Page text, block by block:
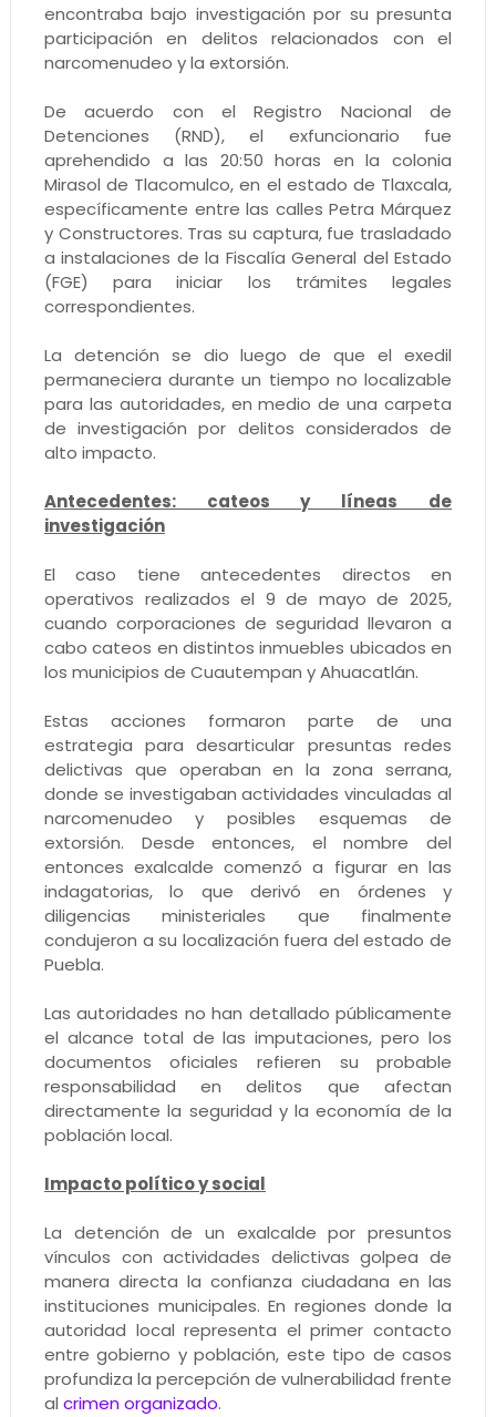
encontraba bajo investigación por su presunta
participación en delitos relacionados con el
narcomenudeo y la extorsión.
De acuerdo con el Registro Nacional de
Detenciones (RND), el exfuncionario fue
aprehendido a las 20:50 horas en la colonia
Mirasol de Tlacomulco, en el estado de Tlaxcala,
específicamente entre las calles Petra Márquez
y Constructores. Tras su captura, fue trasladado
a instalaciones de la Fiscalía General del Estado
(FGE) para iniciar los trámites legales
correspondientes.
La detención se dio luego de que el exedil
permaneciera durante un tiempo no localizable
para las autoridades, en medio de una carpeta
de investigación por delitos considerados de
alto impacto.
Antecedentes: cateos y líneas de
investigación
El caso tiene antecedentes directos en
operativos realizados el 9 de mayo de 2025,
cuando corporaciones de seguridad llevaron a
cabo cateos en distintos inmuebles ubicados en
los municipios de Cuautempan y Ahuacatlán.
Estas acciones formaron parte de una
estrategia para desarticular presuntas redes
delictivas que operaban en la zona serrana,
donde se investigaban actividades vinculadas al
narcomenudeo y posibles esquemas de
extorsión. Desde entonces, el nombre del
entonces exalcalde comenzó a figurar en las
indagatorias, lo que derivó en órdenes y
diligencias ministeriales que finalmente
condujeron a su localización fuera del estado de
Puebla.
Las autoridades no han detallado públicamente
el alcance total de las imputaciones, pero los
documentos oficiales refieren su probable
responsabilidad en delitos que afectan
directamente la seguridad y la economía de la
población local.
Impacto político y social
La detención de un exalcalde por presuntos
vínculos con actividades delictivas golpea de
manera directa la confianza ciudadana en las
instituciones municipales. En regiones donde la
autoridad local representa el primer contacto
entre gobierno y población, este tipo de casos
profundiza la percepción de vulnerabilidad frente
al crimen organizado.